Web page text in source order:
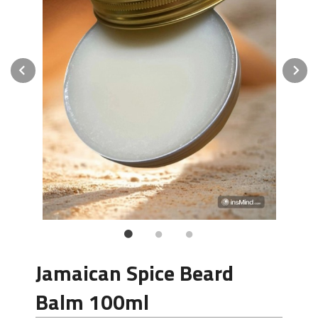
Prev
Jamaican Spice Beard
Balm 100ml